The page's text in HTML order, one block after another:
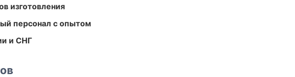
изготовления
персонал с опытом
и СНГ